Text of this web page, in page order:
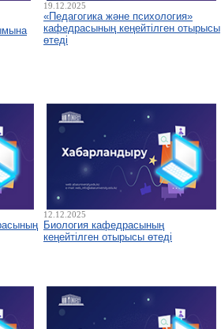
19.12.2025
«Педагогика және психология»
кафедрасының кеңейтілген отырысы
өтеді
12.12.2025
Биология кафедрасының
кеңейтілген отырысы өтеді